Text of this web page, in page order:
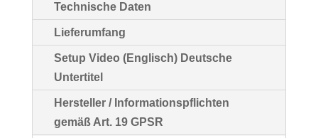
Technische Daten
Lieferumfang
Setup Video (Englisch) Deutsche
Untertitel
Hersteller / Informationspflichten
gemäß Art. 19 GPSR